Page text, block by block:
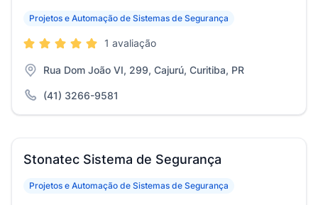
Projetos e Automação de Sistemas de Segurança
1 avaliação
Rua Dom João VI, 299, Cajurú, Curitiba, PR
(41) 3266-9581
Stonatec Sistema de Segurança
Projetos e Automação de Sistemas de Segurança